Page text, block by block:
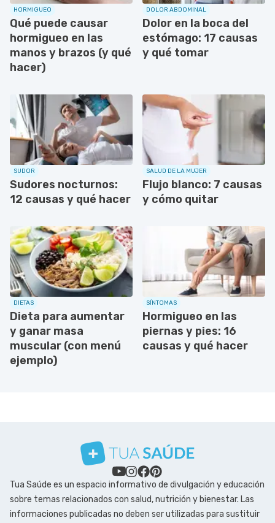
HORMIGUEO
Qué puede causar
hormigueo en las
manos y brazos (y qué
hacer)
DOLOR ABDOMINAL
Dolor en la boca del
estómago: 17 causas
y qué tomar
SUDOR
Sudores nocturnos:
12 causas y qué hacer
SALUD DE LA MUJER
Flujo blanco: 7 causas
y cómo quitar
DIETAS
Dieta para aumentar
y ganar masa
muscular (con menú
ejemplo)
SÍNTOMAS
Hormigueo en las
piernas y pies: 16
causas y qué hacer
Tua Saúde es un espacio informativo de divulgación y educación
sobre temas relacionados con salud, nutrición y bienestar. Las
informaciones publicadas no deben ser utilizadas para sustituir